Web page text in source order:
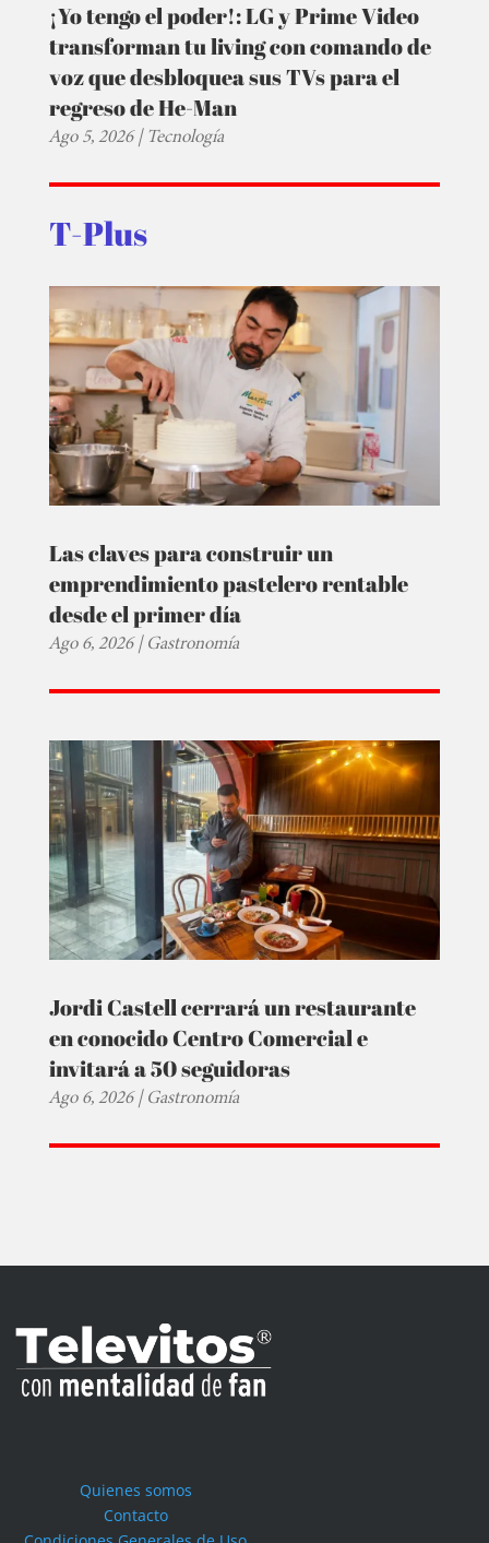
¡Yo tengo el poder!: LG y Prime Video
transforman tu living con comando de
voz que desbloquea sus TVs para el
regreso de He-Man
Ago 5, 2026|Tecnología
T-Plus
Las claves para construir un
emprendimiento pastelero rentable
desde el primer día
Ago 6, 2026|Gastronomía
Jordi Castell cerrará un restaurante
en conocido Centro Comercial e
invitará a 50 seguidoras
Ago 6, 2026|Gastronomía
Quienes somos
Contacto